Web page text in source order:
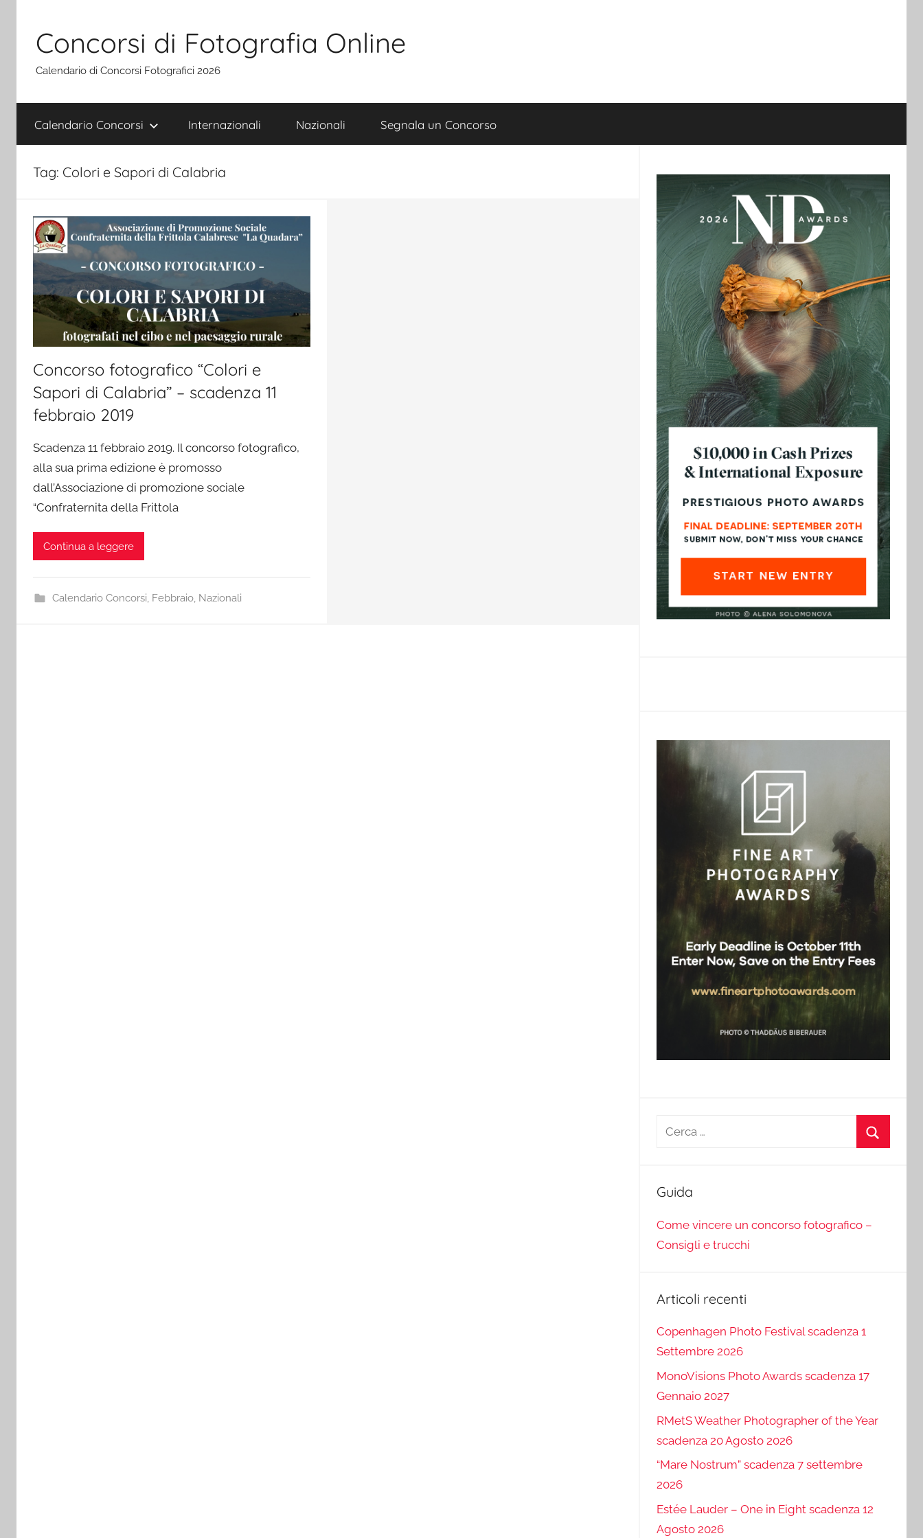
contenuto
Concorsi di Fotografia Online
Calendario di Concorsi Fotografici 2026
Calendario Concorsi Internazionali Nazionali Segnala un Concorso
Tag: Colori e Sapori di Calabria
Concorso fotografico “Colori e
Sapori di Calabria” – scadenza 11
febbraio 2019
Scadenza 11 febbraio 2019. Il concorso fotografico,
alla sua prima edizione è promosso
dall’Associazione di promozione sociale
“Confraternita della Frittola
Continua a leggere
Calendario Concorsi, Febbraio, Nazionali
Ricerca
Guida
Come vincere un concorso fotografico –
Consigli e trucchi
Articoli recenti
Copenhagen Photo Festival scadenza 1
Settembre 2026
MonoVisions Photo Awards scadenza 17
Gennaio 2027
RMetS Weather Photographer of the Year
scadenza 20 Agosto 2026
“Mare Nostrum” scadenza 7 settembre
2026
Estée Lauder – One in Eight scadenza 12
Agosto 2026